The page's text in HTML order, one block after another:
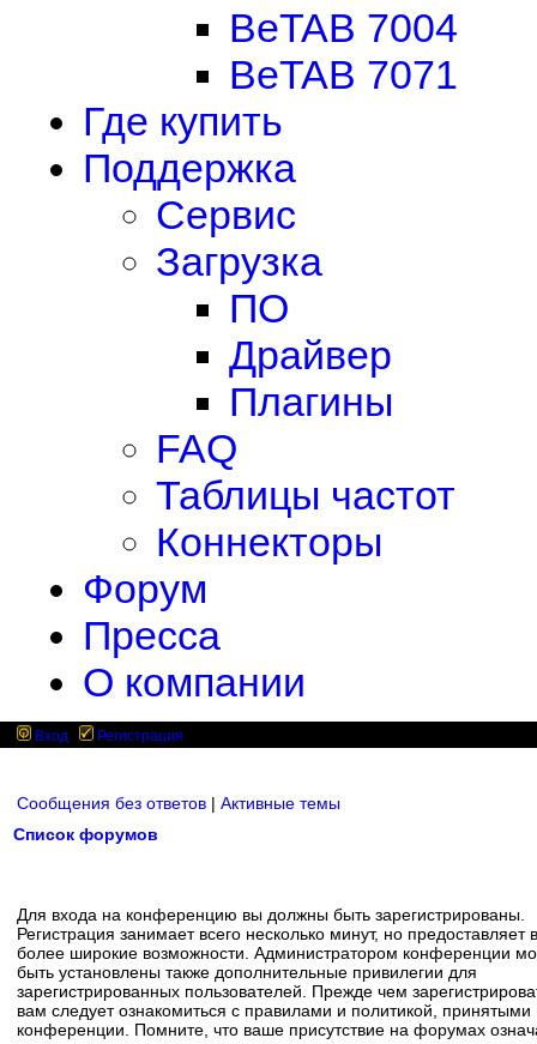
BeTAB 7004
BeTAB 7071
Где купить
Поддержка
Сервис
Загрузка
ПО
Драйвер
Плагины
FAQ
Таблицы частот
Коннекторы
Форум
Пресса
О компании
Вход Регистрация
Сообщения без ответов | Активные темы
Список форумов
Для входа на конференцию вы должны быть зарегистрированы.
Регистрация занимает всего несколько минут, но предоставляет
более широкие возможности. Администратором конференции
быть установлены также дополнительные привилегии для
зарегистрированных пользователей. Прежде чем
вам следует ознакомиться с правилами и политикой, принятыми
конференции. Помните, что ваше присутствие на форумах